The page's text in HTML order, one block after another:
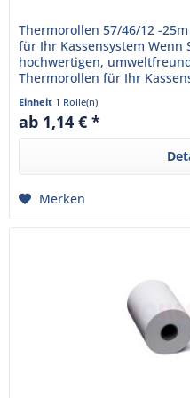
Thermorollen 57/46/12 -
für Ihr Kassensystem Wenn
hochwertigen,
Thermorollen für Ihr
Thermorollen 57/46/12 -25m...
Einheit 1 Rolle(n)
ab 1,14 € *
Merken